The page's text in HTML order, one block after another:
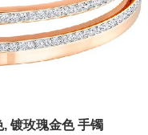
镀玫瑰金色 手镯